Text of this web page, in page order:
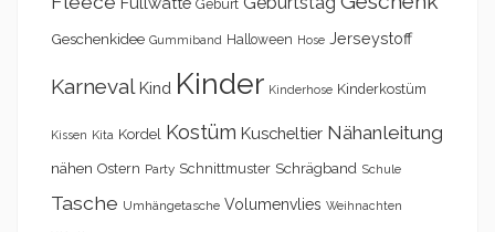
Geburt
Geschenkidee Gummiband Halloween Hose Jerseystoff
Karneval Kind Kinder Kinderhose Kinderkostüm
Kissen Kita Kordel Kostüm Kuscheltier Nähanleitung
nähen Ostern Party Schnittmuster Schrägband Schule
Tasche Umhängetasche Volumenvlies Weihnachten